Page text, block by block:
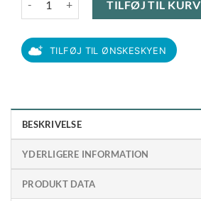
TILFØJ TIL KURV
TILFØJ TIL ØNSKESKYEN
BESKRIVELSE
YDERLIGERE INFORMATION
PRODUKT DATA